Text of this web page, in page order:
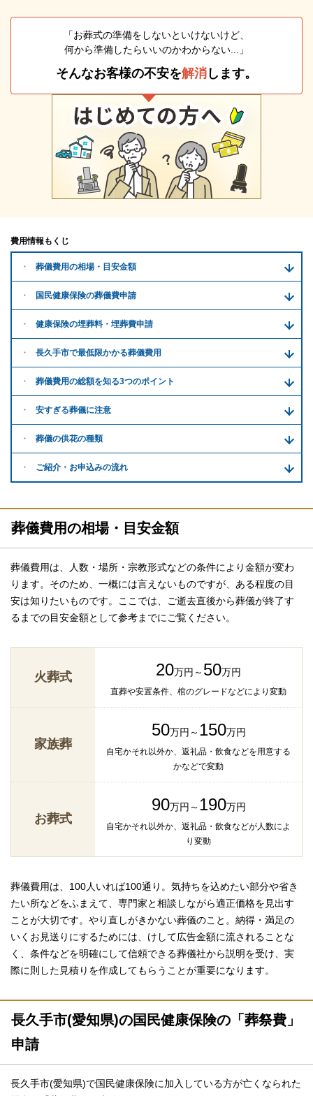
「お葬式の準備をしないといけないけど、
何から準備したらいいのかわからない...」
そんなお客様の不安を解消 します。
費用情報もくじ
葬儀費用の相場・目安金額
国民健康保険の葬儀費申請
健康保険の埋葬料・ 埋葬費申請
長久手市で最低限かかる葬儀費用
葬儀費用の総額を知る3つのポイント
安すぎる葬儀に注意
葬儀の供花の種類
ご紹介・ お申込みの流れ
葬儀費用の相場・目安金額
葬儀費用は、人数・場所・宗教形式などの条件により金額が変わ
ります。そのため、一概には言えないものですが、ある程度の目
安は知りたいものです。ここでは、ご逝去直後から葬儀が終了す
るまでの目安金額として参考までにご覧ください。
火葬式 20万円～ 50万円
直葬や安置条件、棺のグレードなどにより変動
家族葬
50万円～ 150万円
自宅かそれ以外か、返礼品・飲食などを用意する
かなどで変動
お葬式
90万円～ 190万円
自宅かそれ以外か、返礼品・飲食などが人数によ
り変動
葬儀費用は、100人いれば100通り。気持ちを込めたい部分や省き
たい所などをふまえて、専門家と相談しながら適正価格を見出す
ことが大切です。やり直しがきかない葬儀のこと。納得・満足の
いくお見送りにするためには、けして広告金額に流されることな
く、条件などを明確にして信頼できる葬儀社から説明を受け、実
際に則した見積りを作成してもらうことが重要になります。
長久手市(愛知県)の国民健康保険の「葬祭費」
申請
長久手市(愛知県)で国民健康保険に加入している方が亡くなられた